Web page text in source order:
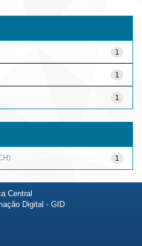
1
1
1
1
Central
Digital - GID